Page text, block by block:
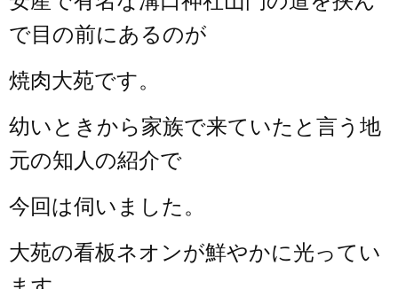
で目の前にあるのが
焼肉大苑です。
幼いときから家族で来ていたと言う地
元の知人の紹介で
今回は伺いました。
大苑の看板ネオンが鮮やかに光ってい